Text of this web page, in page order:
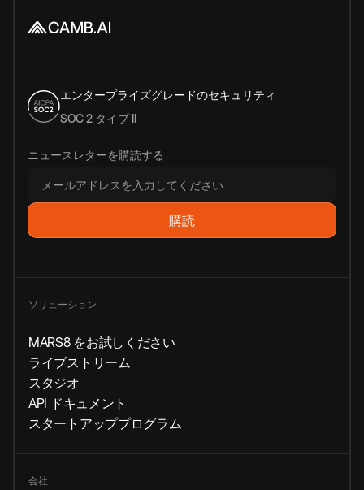
エンタープライズグレードのセキュリティ
SOC 2 タイプ II
ニュースレターを購読する
ソリューション
MARS8 をお試しください
ライブストリーム
スタジオ
API ドキュメント
スタートアッププログラム
会社